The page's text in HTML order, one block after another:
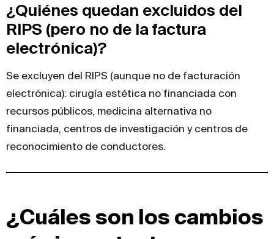
¿Quiénes quedan excluidos del
RIPS (pero no de la factura
electrónica)?
Se excluyen del RIPS (aunque no de facturación
electrónica): cirugía estética no financiada con
recursos públicos, medicina alternativa no
financiada, centros de investigación y centros de
reconocimiento de conductores.
¿Cuáles son los cambios